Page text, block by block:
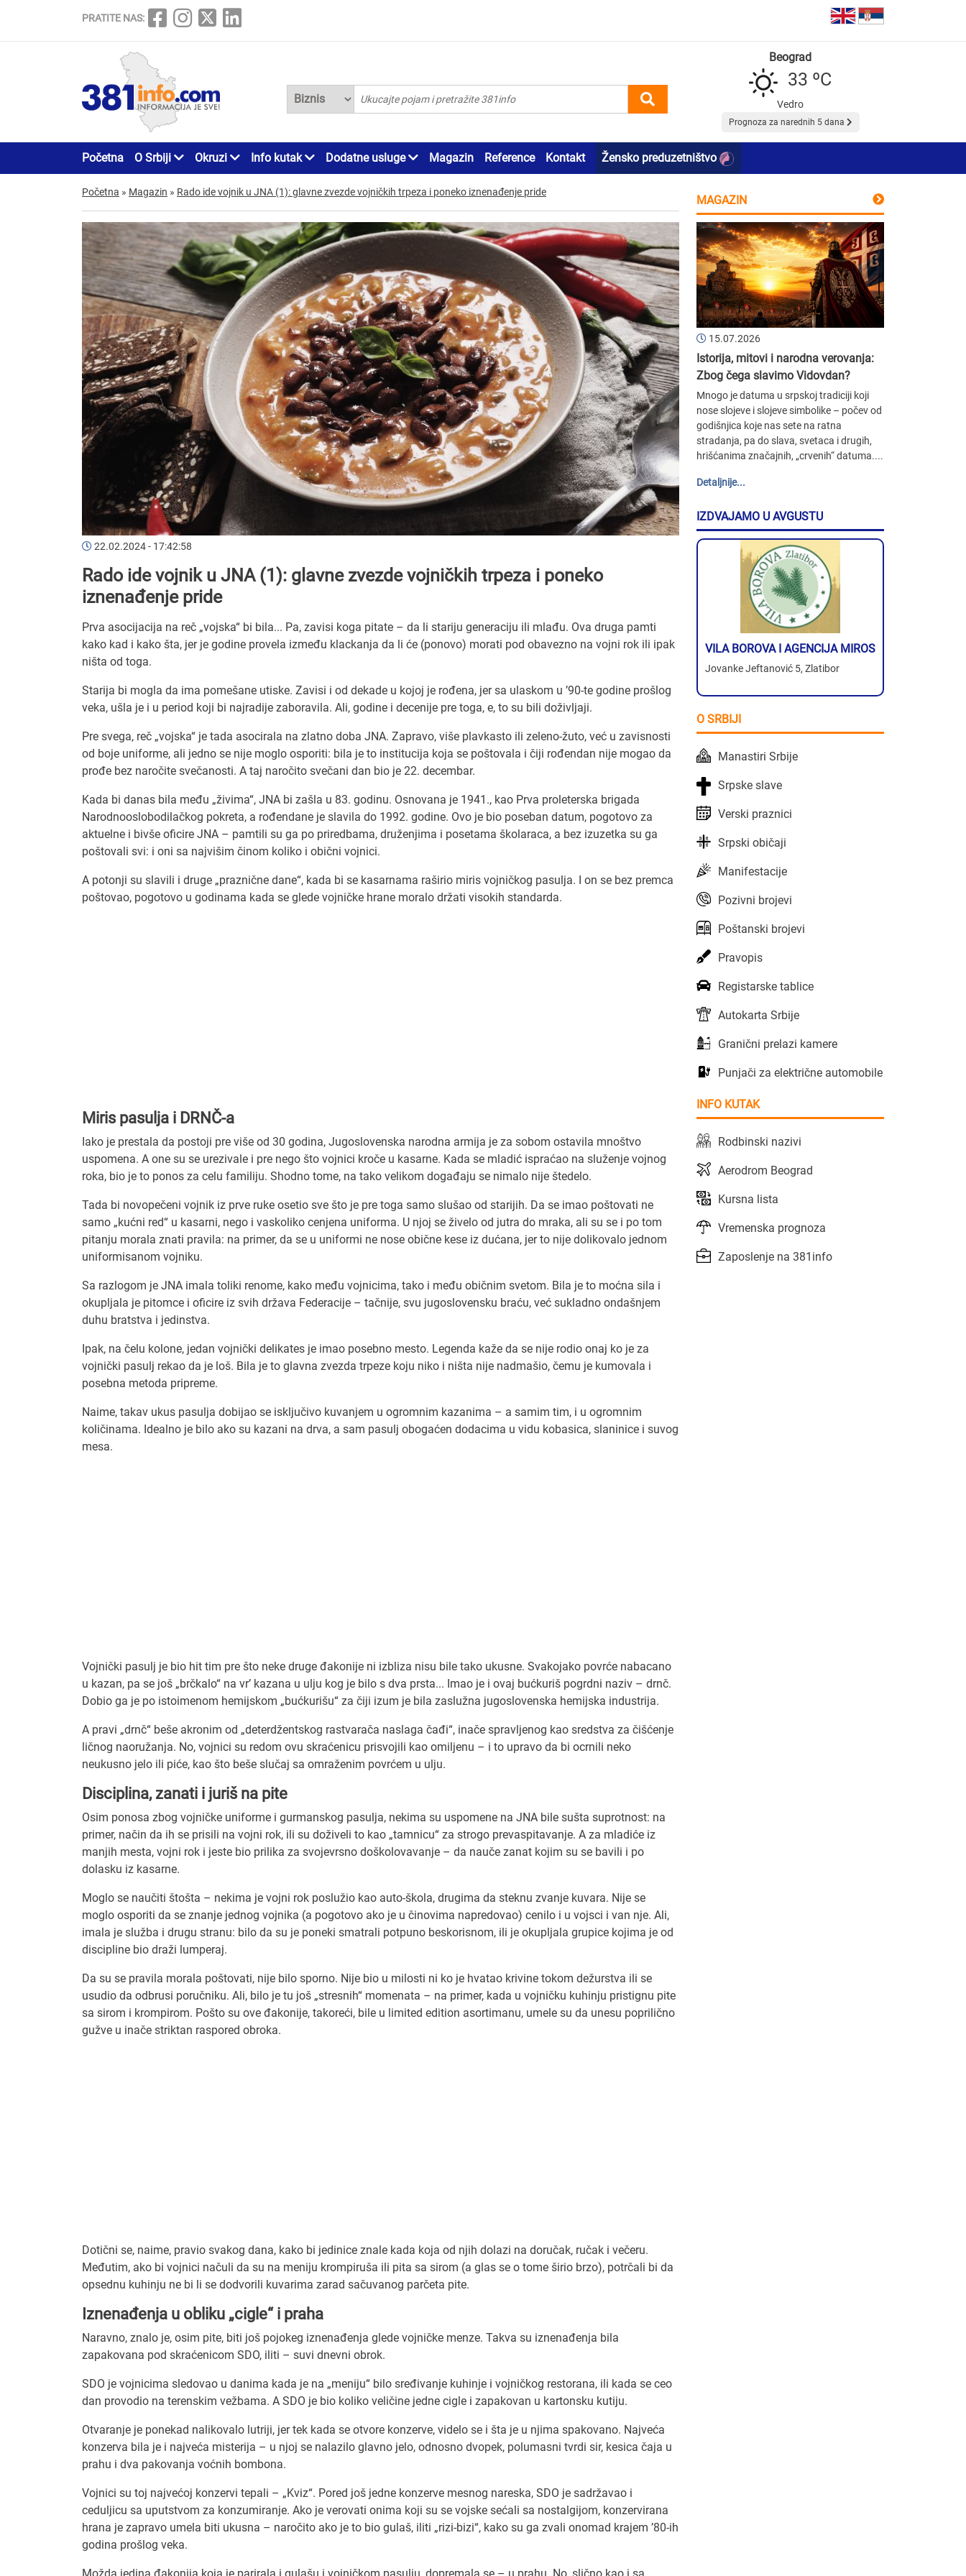
PRATITE NAS:
Beograd
33 ºC
Vedro
Prognoza za narednih 5 dana
Početna O Srbiji Okruzi Info kutak Dodatne usluge Magazin Reference Kontakt Žensko preduzetništvo
Početna » Magazin » Rado ide vojnik u JNA (1): glavne zvezde vojničkih trpeza i poneko iznenađenje pride
22.02.2024 - 17:42:58
Rado ide vojnik u JNA (1): glavne zvezde vojničkih trpeza i poneko
iznenađenje pride
Prva asocijacija na reč „vojska“ bi bila... Pa, zavisi koga pitate – da li stariju generaciju ili mlađu. Ova druga pamti
kako kad i kako šta, jer je godine provela između klackanja da li će (ponovo) morati pod obavezno na vojni rok ili ipak
ništa od toga.
Starija bi mogla da ima pomešane utiske. Zavisi i od dekade u kojoj je rođena, jer sa ulaskom u ’90-te godine prošlog
veka, ušla je i u period koji bi najradije zaboravila. Ali, godine i decenije pre toga, e, to su bili doživljaji.
Pre svega, reč „vojska“ je tada asocirala na zlatno doba JNA. Zapravo, više plavkasto ili zeleno-žuto, već u zavisnosti
od boje uniforme, ali jedno se nije moglo osporiti: bila je to institucija koja se poštovala i čiji rođendan nije mogao da
prođe bez naročite svečanosti. A taj naročito svečani dan bio je 22. decembar.
Kada bi danas bila među „živima“, JNA bi zašla u 83. godinu. Osnovana je 1941., kao Prva proleterska brigada
Narodnooslobodilačkog pokreta, a rođendane je slavila do 1992. godine. Ovo je bio poseban datum, pogotovo za
aktuelne i bivše oficire JNA – pamtili su ga po priredbama, druženjima i posetama školaraca, a bez izuzetka su ga
poštovali svi: i oni sa najvišim činom koliko i obični vojnici.
A potonji su slavili i druge „praznične dane“, kada bi se kasarnama raširio miris vojničkog pasulja. I on se bez premca
poštovao, pogotovo u godinama kada se glede vojničke hrane moralo držati visokih standarda.
Miris pasulja i DRNČ-a
Iako je prestala da postoji pre više od 30 godina, Jugoslovenska narodna armija je za sobom ostavila mnoštvo
uspomena. A one su se urezivale i pre nego što vojnici kroče u kasarne. Kada se mladić ispraćao na služenje vojnog
roka, bio je to ponos za celu familiju. Shodno tome, na tako velikom događaju se nimalo nije štedelo.
Tada bi novopečeni vojnik iz prve ruke osetio sve što je pre toga samo slušao od starijih. Da se imao poštovati ne
samo „kućni red“ u kasarni, nego i vaskoliko cenjena uniforma. U njoj se živelo od jutra do mraka, ali su se i po tom
pitanju morala znati pravila: na primer, da se u uniformi ne nose obične kese iz dućana, jer to nije dolikovalo jednom
uniformisanom vojniku.
Sa razlogom je JNA imala toliki renome, kako među vojnicima, tako i među običnim svetom. Bila je to moćna sila i
okupljala je pitomce i oficire iz svih država Federacije – tačnije, svu jugoslovensku braću, već sukladno ondašnjem
duhu bratstva i jedinstva.
Ipak, na čelu kolone, jedan vojnički delikates je imao posebno mesto. Legenda kaže da se nije rodio onaj ko je za
vojnički pasulj rekao da je loš. Bila je to glavna zvezda trpeze koju niko i ništa nije nadmašio, čemu je kumovala i
posebna metoda pripreme.
Naime, takav ukus pasulja dobijao se isključivo kuvanjem u ogromnim kazanima – a samim tim, i u ogromnim
količinama. Idealno je bilo ako su kazani na drva, a sam pasulj obogaćen dodacima u vidu kobasica, slaninice i suvog
mesa.
Vojnički pasulj je bio hit tim pre što neke druge đakonije ni izbliza nisu bile tako ukusne. Svakojako povrće nabacano
u kazan, pa se još „brčkalo“ na vr’ kazana u ulju kog je bilo s dva prsta... Imao je i ovaj bućkuriš pogrdni naziv – drnč.
Dobio ga je po istoimenom hemijskom „bućkurišu“ za čiji izum je bila zaslužna jugoslovenska hemijska industrija.
A pravi „drnč“ beše akronim od „deterdžentskog rastvarača naslaga čađi“, inače spravljenog kao sredstva za čišćenje
ličnog naoružanja. No, vojnici su redom ovu skraćenicu prisvojili kao omiljenu – i to upravo da bi ocrnili neko
neukusno jelo ili piće, kao što beše slučaj sa omraženim povrćem u ulju.
Disciplina, zanati i juriš na pite
Osim ponosa zbog vojničke uniforme i gurmanskog pasulja, nekima su uspomene na JNA bile sušta suprotnost: na
primer, način da ih se prisili na vojni rok, ili su doživeli to kao „tamnicu“ za strogo prevaspitavanje. A za mladiće iz
manjih mesta, vojni rok i jeste bio prilika za svojevrsno doškolovavanje – da nauče zanat kojim su se bavili i po
dolasku iz kasarne.
Moglo se naučiti štošta – nekima je vojni rok poslužio kao auto-škola, drugima da steknu zvanje kuvara. Nije se
moglo osporiti da se znanje jednog vojnika (a pogotovo ako je u činovima napredovao) cenilo i u vojsci i van nje. Ali,
imala je služba i drugu stranu: bilo da su je poneki smatrali potpuno beskorisnom, ili je okupljala grupice kojima je od
discipline bio draži lumperaj.
Da su se pravila morala poštovati, nije bilo sporno. Nije bio u milosti ni ko je hvatao krivine tokom dežurstva ili se
usudio da odbrusi poručniku. Ali, bilo je tu još „stresnih“ momenata – na primer, kada u vojničku kuhinju pristignu pite
sa sirom i krompirom. Pošto su ove đakonije, takoreći, bile u limited edition asortimanu, umele su da unesu poprilično
gužve u inače striktan raspored obroka.
Dotični se, naime, pravio svakog dana, kako bi jedinice znale kada koja od njih dolazi na doručak, ručak i večeru.
Međutim, ako bi vojnici načuli da su na meniju krompiruša ili pita sa sirom (a glas se o tome širio brzo), potrčali bi da
opsednu kuhinju ne bi li se dodvorili kuvarima zarad sačuvanog parčeta pite.
Iznenađenja u obliku „cigle“ i praha
Naravno, znalo je, osim pite, biti još pojokeg iznenađenja glede vojničke menze. Takva su iznenađenja bila
zapakovana pod skraćenicom SDO, iliti – suvi dnevni obrok.
SDO je vojnicima sledovao u danima kada je na „meniju“ bilo sređivanje kuhinje i vojničkog restorana, ili kada se ceo
dan provodio na terenskim vežbama. A SDO je bio koliko veličine jedne cigle i zapakovan u kartonsku kutiju.
Otvaranje je ponekad nalikovalo lutriji, jer tek kada se otvore konzerve, videlo se i šta je u njima spakovano. Najveća
konzerva bila je i najveća misterija – u njoj se nalazilo glavno jelo, odnosno dvopek, polumasni tvrdi sir, kesica čaja u
prahu i dva pakovanja voćnih bombona.
Vojnici su toj najvećoj konzervi tepali – „Kviz“. Pored još jedne konzerve mesnog nareska, SDO je sadržavao i
ceduljicu sa uputstvom za konzumiranje. Ako je verovati onima koji su se vojske sećali sa nostalgijom, konzervirana
hrana je zapravo umela biti ukusna – naročito ako je to bio gulaš, iliti „rizi-bizi“, kako su ga zvali onomad krajem ’80-ih
godina prošlog veka.
MAGAZIN
15.07.2026
Istorija, mitovi i narodna verovanja:
Zbog čega slavimo Vidovdan?
Mnogo je datuma u srpskoj tradiciji koji
nose slojeve i slojeve simbolike – počev od
godišnjica koje nas sete na ratna
stradanja, pa do slava, svetaca i drugih,
hrišćanima značajnih, „crvenih“ datuma....
Detaljnije...
IZDVAJAMO U AVGUSTU
VILA BOROVA I AGENCIJA MIROS
Jovanke Jeftanović 5, Zlatibor
O SRBIJI
Manastiri Srbije
Srpske slave
Verski praznici
Srpski običaji
Manifestacije
Pozivni brojevi
Poštanski brojevi
Pravopis
Registarske tablice
Autokarta Srbije
Granični prelazi kamere
Punjači za električne automobile
INFO KUTAK
Rodbinski nazivi
Aerodrom Beograd
Kursna lista
Vremenska prognoza
Zaposlenje na 381info